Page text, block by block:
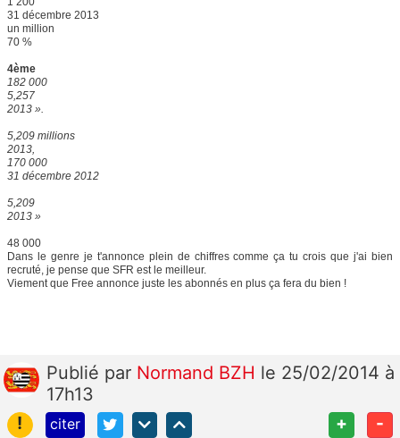
31 décembre 2013
un million
70 %
4ème
182 000
5,257
2013 ».
5,209 millions
2013,
170 000
31 décembre 2012
5,209
2013 »
48 000
Dans le genre je t'annonce plein de chiffres comme ça tu crois que j'ai bien
recruté, je pense que SFR est le meilleur.
Viement que Free annonce juste les abonnés en plus ça fera du bien !
Publié par Normand BZH le 25/02/2014 à
17h13
!
citer + -